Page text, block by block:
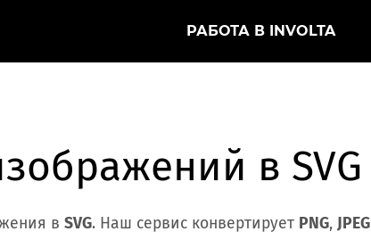
РАБОТА В INVOLTA
в SVG
в SVG. Наш сервис конвертирует PNG, JPEG